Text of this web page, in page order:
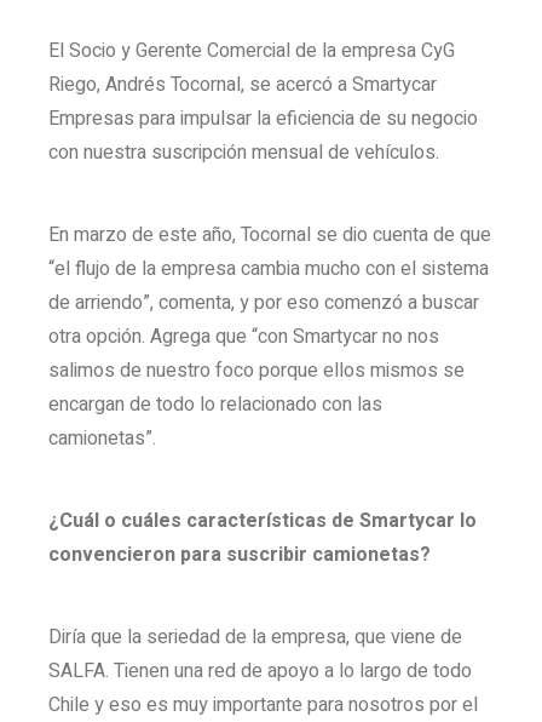
El Socio y Gerente Comercial de la empresa CyG
Riego, Andrés Tocornal, se acercó a Smartycar
Empresas para impulsar la eficiencia de su negocio
con nuestra suscripción mensual de vehículos.
En marzo de este año, Tocornal se dio cuenta de que
“el flujo de la empresa cambia mucho con el sistema
de arriendo”, comenta, y por eso comenzó a buscar
otra opción. Agrega que “con Smartycar no nos
salimos de nuestro foco porque ellos mismos se
encargan de todo lo relacionado con las
camionetas”.
¿Cuál o cuáles características de Smartycar lo
convencieron para suscribir camionetas?
Diría que la seriedad de la empresa, que viene de
SALFA. Tienen una red de apoyo a lo largo de todo
Chile y eso es muy importante para nosotros por el